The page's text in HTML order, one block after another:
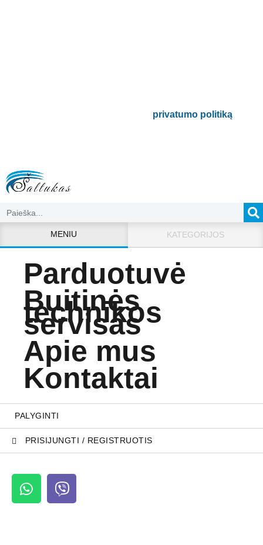
privatumo politiką.
MENIU KATEGORIJOS
Parduotuvė
Buitinės
technikos
servisas
Apie mus
Kontaktai
PALYGINTI
PRISIJUNGTI / REGISTRUOTIS